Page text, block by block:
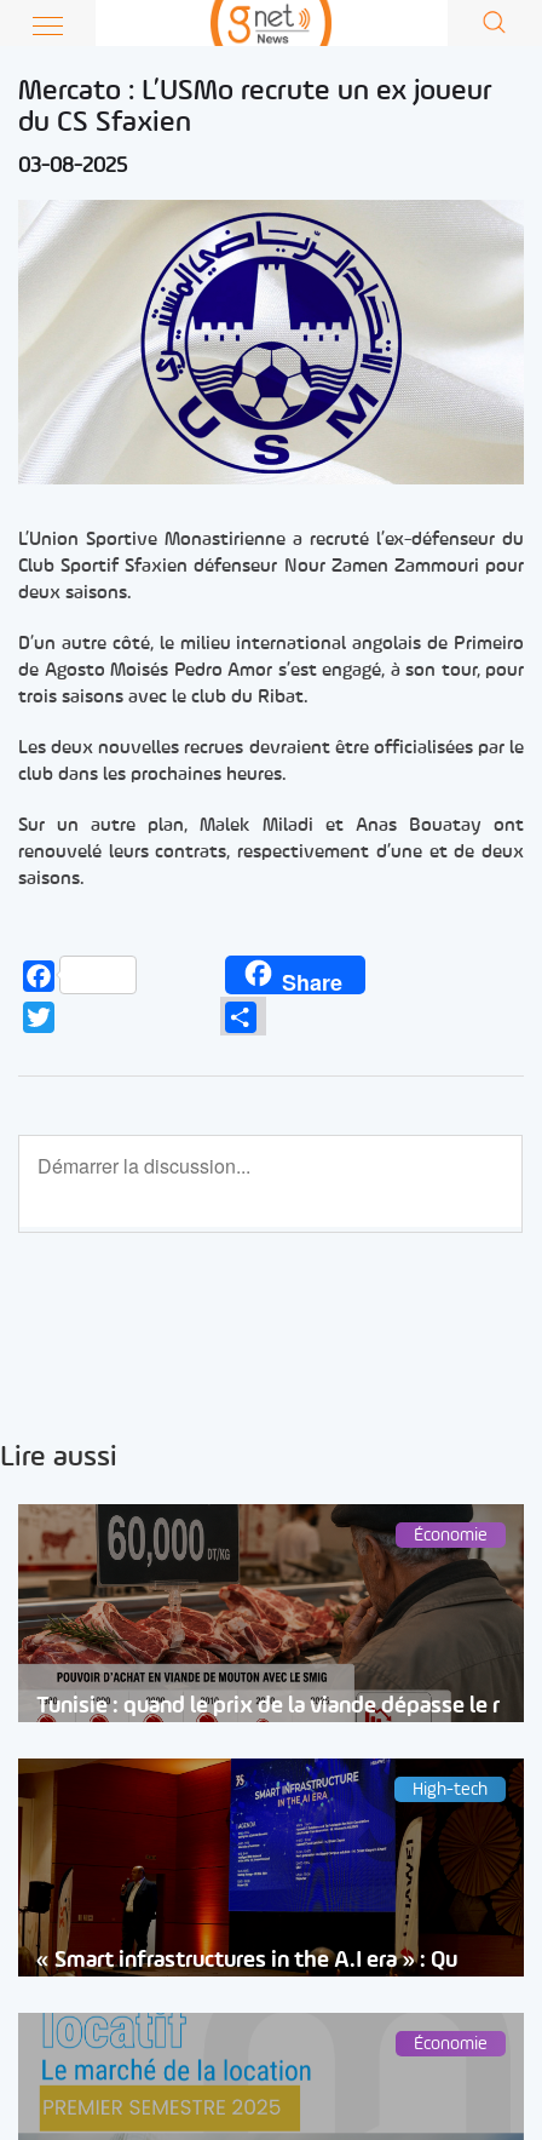
Mercato : L’USMo recrute un ex joueur
du CS Sfaxien
03-08-2025
L’Union Sportive Monastirienne a recruté l’ex-défenseur du
Club Sportif Sfaxien défenseur Nour Zamen Zammouri pour
deux saisons.
D’un autre côté, le milieu international angolais de Primeiro
de Agosto Moisés Pedro Amor s’est engagé, à son tour, pour
trois saisons avec le club du Ribat.
Les deux nouvelles recrues devraient être officialisées par le
club dans les prochaines heures.
Sur un autre plan, Malek Miladi et Anas Bouatay ont
renouvelé leurs contrats, respectivement d’une et de deux
saisons.
Facebook Share
Lire aussi
Économie
Tunisie : quand le prix de la viande dépasse le r
High-tech
« Smart infrastructures in the A.I era » : Qu
Économie